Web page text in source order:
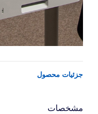
جزئیات محصول
مشخصات